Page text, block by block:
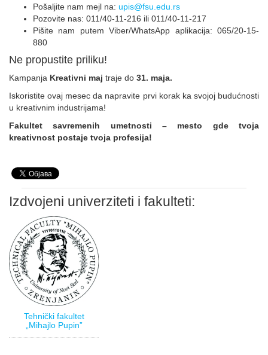
Pošaljite nam mejl na: upis@fsu.edu.rs
Pozovite nas: 011/40-11-216 ili 011/40-11-217
Pišite nam putem Viber/WhatsApp aplikacija: 065/20-15-
880
Ne propustite priliku!
Kampanja Kreativni maj traje do 31. maja.
Iskoristite ovaj mesec da napravite prvi korak ka svojoj budućnosti
u kreativnim industrijama!
Fakultet savremenih umetnosti – mesto gde tvoja
kreativnost postaje tvoja profesija!
Izdvojeni univerziteti i fakulteti:
Tehnički fakultet
„Mihajlo Pupin”